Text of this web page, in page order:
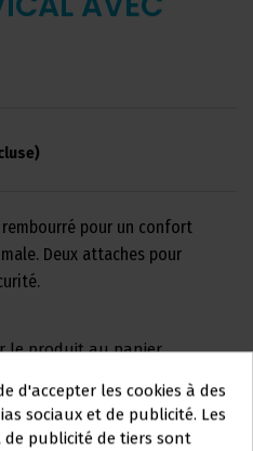
pour un confort
Deux attaches pour
le produit au panier
d'accepter les cookies à des
sociaux et de publicité. Les
de publicité de tiers sont